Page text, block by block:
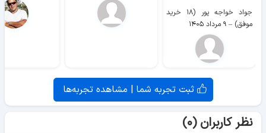
جواد خواجه پور (۱۸ خرید
موفق) – ۹ مرداد ۱۴۰۵
ثبت تجربه شما | مشاهده تجربه‌ها
نظر کاربران (۰)